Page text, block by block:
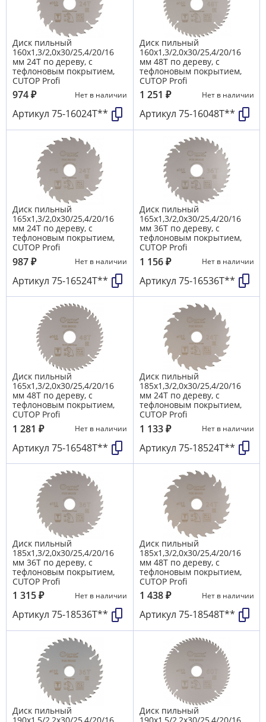
Диск пильный
160х1,3/2,0х30/25,4/20/16
мм 24Т по дереву, с
тефлоновым покрытием,
CUTOP Profi
974₽ Нет в наличии
Артикул 75-16024Т**
Диск пильный
160х1,3/2,0х30/25,4/20/16
мм 48Т по дереву, с
тефлоновым покрытием,
CUTOP Profi
1 251 ₽ Нет в наличии
Артикул 75-16048Т**
Диск пильный
165х1,3/2,0х30/25,4/20/16
мм 24Т по дереву, с
тефлоновым покрытием,
CUTOP Profi
987₽ Нет в наличии
Артикул 75-16524Т**
Диск пильный
165х1,3/2,0х30/25,4/20/16
мм 36Т по дереву, с
тефлоновым покрытием,
CUTOP Profi
1 156₽ Нет в наличии
Артикул 75-16536Т**
Диск пильный
165х1,3/2,0х30/25,4/20/16
мм 48Т по дереву, с
тефлоновым покрытием,
CUTOP Profi
1 281 ₽ Нет в наличии
Артикул 75-16548Т**
Диск пильный
185х1,3/2,0х30/25,4/20/16
мм 24Т по дереву, с
тефлоновым покрытием,
CUTOP Profi
1 133₽ Нет в наличии
Артикул 75-18524Т**
Диск пильный
185х1,3/2,0х30/25,4/20/16
мм 36Т по дереву, с
тефлоновым покрытием,
CUTOP Profi
1 315₽ Нет в наличии
Артикул 75-18536Т**
Диск пильный
185х1,3/2,0х30/25,4/20/16
мм 48Т по дереву, с
тефлоновым покрытием,
CUTOP Profi
1 438₽ Нет в наличии
Артикул 75-18548Т**
Диск пильный
Диск пильный